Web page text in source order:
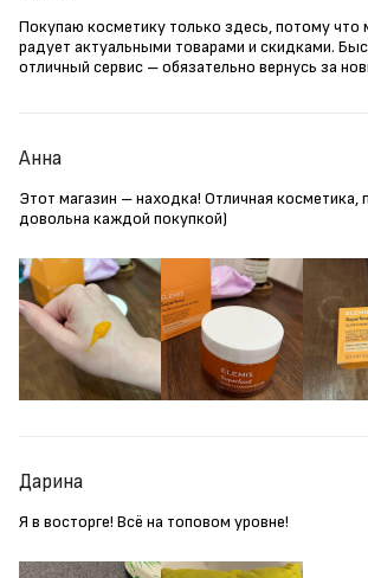
Покупаю косметику только здесь, потому что
радует актуальными товарами и скидками.
отличный сервис – обязательно вернусь за
Анна
Этот магазин – находка! Отличная косметика,
довольна каждой покупкой)
Дарина
Я в восторге! Всё на топовом уровне!